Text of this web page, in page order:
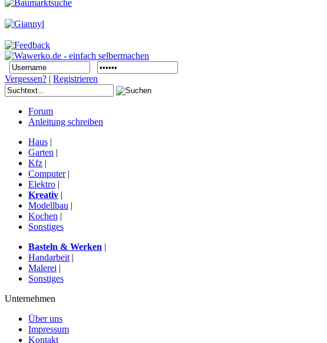
Vergessen? | Registrieren
Forum
Anleitung schreiben
Haus |
Garten |
Kfz |
Computer|
Elektro |
Kreativ |
Modellbau |
Kochen |
Sonstiges
Basteln & Werken |
Handarbeit |
Malerei |
Sonstiges
Unternehmen
Über uns
Impressum
Kontakt